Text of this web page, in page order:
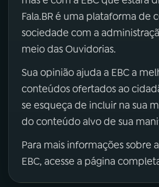
Fala.BR é uma plataforma de
sociedade com a
meio das Ouvidorias.
Sua opinião ajuda a EBC a
conteúdos ofertados ao
se esqueça de incluir na sua
do conteúdo alvo de sua
Para mais informações sobre
EBC, acesse a página